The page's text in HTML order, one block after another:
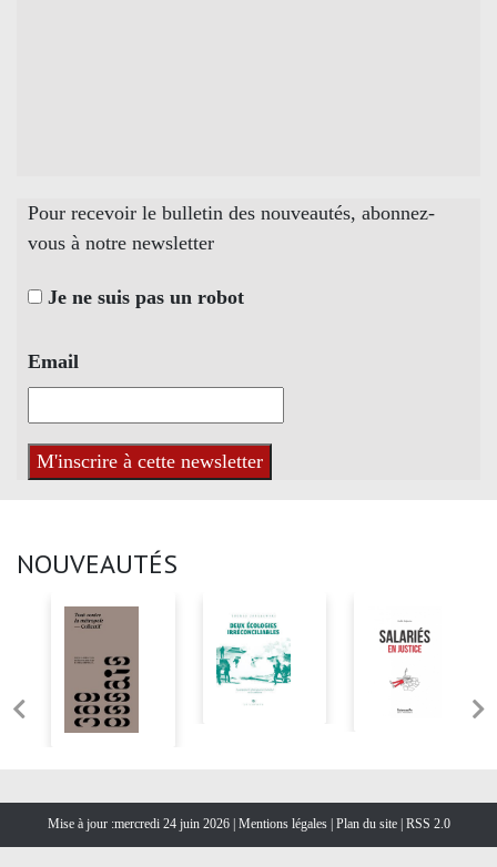
Pour recevoir le bulletin des nouveautés, abonnez-
vous à notre newsletter
Je ne suis pas un robot
Email
NOUVEAUTÉS
Mise à jour :mercredi 24 juin 2026 | Mentions légales | Plan du site |RSS 2.0